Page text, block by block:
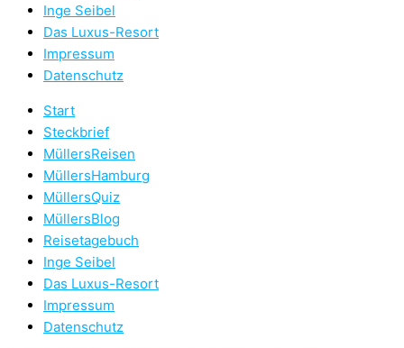
Inge Seibel
Das Luxus-Resort
Impressum
Datenschutz
Start
Steckbrief
MüllersReisen
MüllersHamburg
MüllersQuiz
MüllersBlog
Reisetagebuch
Inge Seibel
Das Luxus-Resort
Impressum
Datenschutz